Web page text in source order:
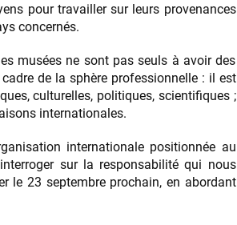
pour travailler sur leurs provenances
concernés.
musées ne sont pas seuls à avoir des
de la sphère professionnelle : il est
culturelles, politiques, scientifiques ;
internationales.
internationale positionnée au
sur la responsabilité qui nous
le 23 septembre prochain, en abordant